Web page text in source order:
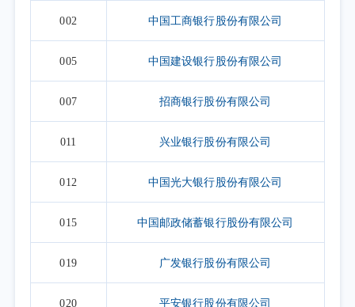
002 中国工商银行股份有限公司
005 中国建设银行股份有限公司
007 招商银行股份有限公司
011 兴业银行股份有限公司
012 中国光大银行股份有限公司
015 中国邮政储蓄银行股份有限公司
019 广发银行股份有限公司
020 平安银行股份有限公司